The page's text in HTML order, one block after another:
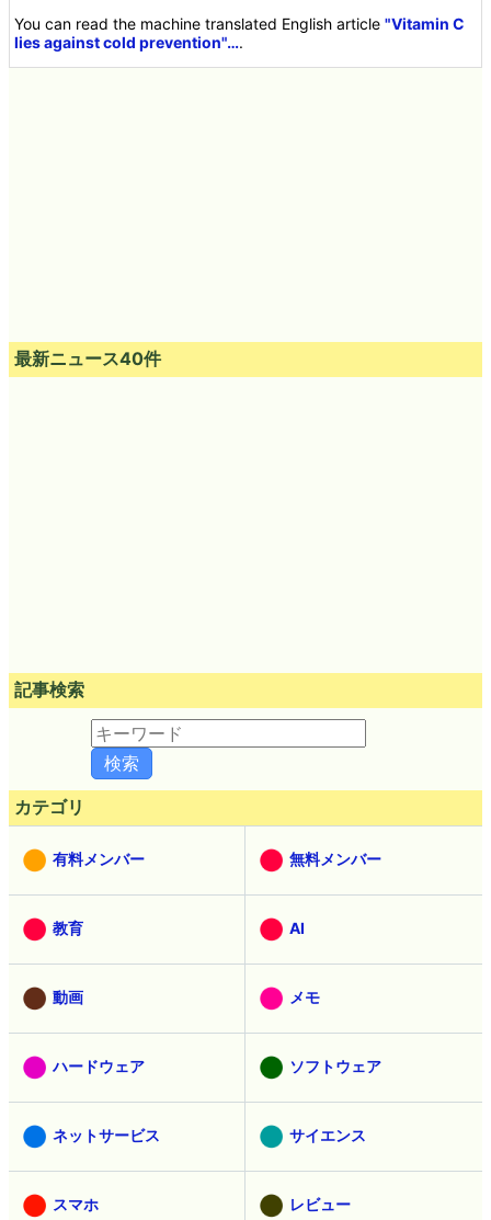
You can read the machine translated English article"Vitamin C
lies against cold prevention"….
最新ニュース40件
記事検索
カテゴリ
有料メンバー 無料メンバー
教育 AI
動画 メモ
ハードウェア ソフトウェア
ネットサービス サイエンス
スマホ レビュー